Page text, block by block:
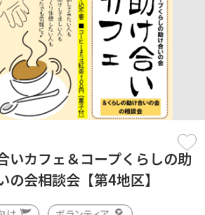
いカフェ＆コープくらしの助
の会相談会【第4地区】